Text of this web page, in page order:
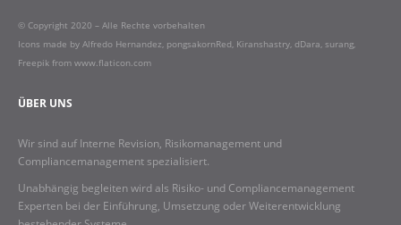
© Copyright 2020 – Alle Rechte vorbehalten
Icons made by Alfredo Hernandez, pongsakornRed, Kiranshastry, dDara, surang,
Freepik from www.flaticon.com
ÜBER UNS
Wir sind auf Interne Revision, Risikomanagement und
Compliancemanagement spezialisiert.
Unabhängig begleiten wird als Risiko- und Compliancemanagement
Experten bei der Einführung, Umsetzung oder Weiterentwicklung